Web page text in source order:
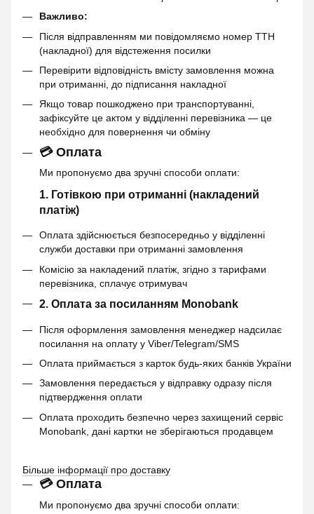
Важливо:
Після відправленням ми повідомляємо номер ТТН
(накладної) для відстеження посилки
Перевірити відповідність вмісту замовлення можна
при отриманні, до підписання накладної
Якщо товар пошкоджено при транспортуванні,
зафіксуйте це актом у відділенні перевізника — це
необхідно для повернення чи обміну
💳 Оплата
Ми пропонуємо два зручні способи оплати:
1. Готівкою при отриманні (накладений
платіж)
Оплата здійснюється безпосередньо у відділенні
служби доставки при отриманні замовлення
Комісію за накладений платіж, згідно з тарифами
перевізника, сплачує отримувач
2. Оплата за посиланням Monobank
Після оформлення замовлення менеджер надсилає
посилання на оплату у Viber/Telegram/SMS
Оплата приймається з карток будь-яких банків України
Замовлення передається у відправку одразу після
підтвердження оплати
Оплата проходить безпечно через захищений сервіс
Monobank, дані картки не зберігаються продавцем
Більше інформації про доставку
💳 Оплата
Ми пропонуємо два зручні способи оплати: